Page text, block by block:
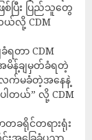
ပြီး ပြည်သူတွေ
ယ်လို့ CDM
ရတာ CDM
န့်ချမှတ်ခံရတဲ့
လက်မခံတဲ့အနေနဲ့
ပါတယ်” လို့ CDM
တခရိုင်တရားရုံး